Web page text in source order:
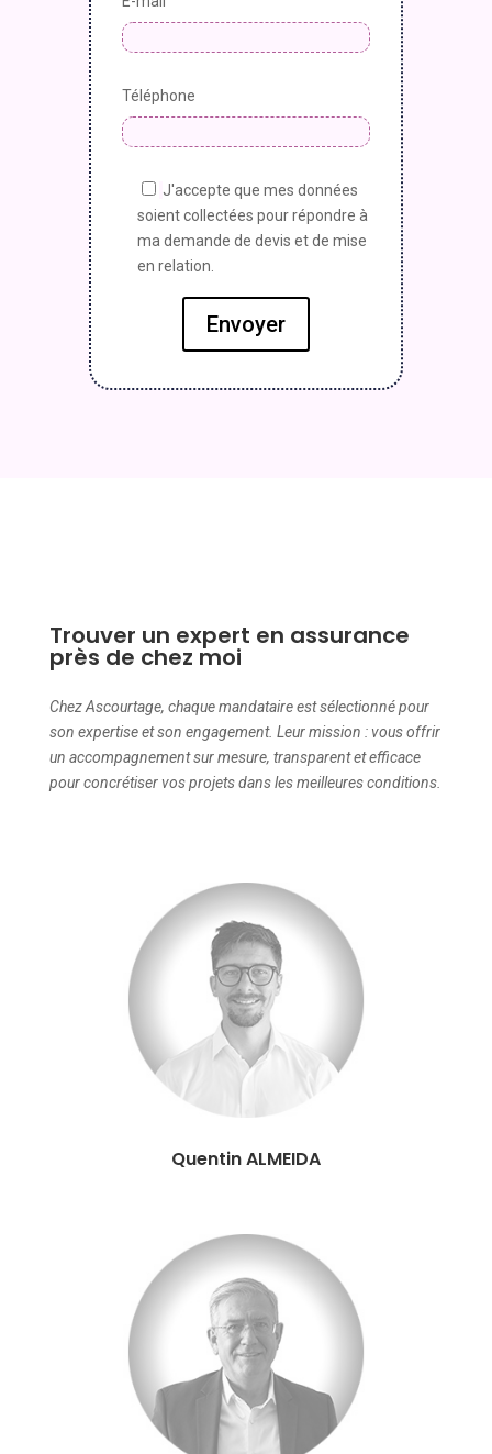
Téléphone
J'accepte que mes données
soient collectées pour répondre à
ma demande de devis et de mise
en relation.
Envoyer
Trouver un expert en assurance
près de chez moi
Chez Ascourtage, chaque mandataire est sélectionné pour
son expertise et son engagement. Leur mission : vous offrir
un accompagnement sur mesure, transparent et efficace
pour concrétiser vos projets dans les meilleures conditions.
Quentin ALMEIDA